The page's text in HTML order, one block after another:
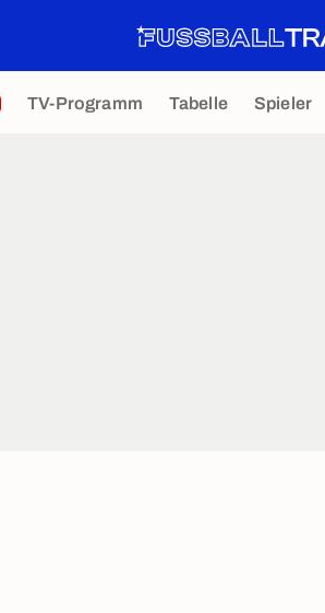
TV-Programm Tabelle Spieler